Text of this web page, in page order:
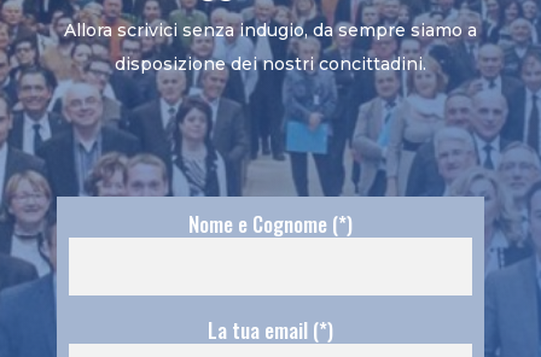
Allora scrivici senza indugio, da sempre siamo a
disposizione dei nostri concittadini.
Nome e Cognome (*)
La tua email (*)